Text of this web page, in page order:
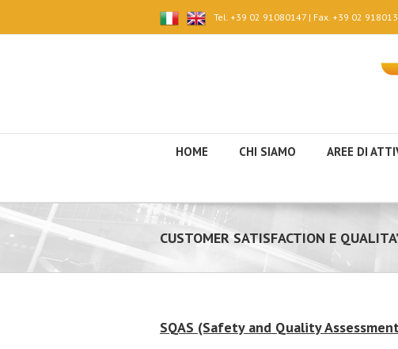
Tel. +39 02 91080147 | Fax. +39 02
HOME CHI SIAMO AREE DI
CUSTOMER SATISFACTION E QUALITA’
SQAS (Safety and Quality